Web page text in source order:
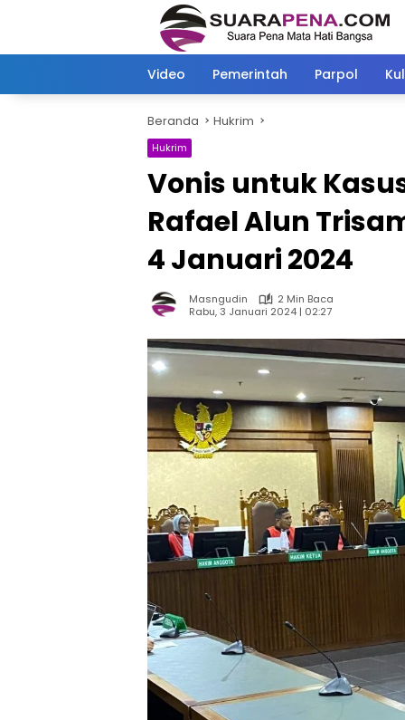
Video Pemerintah Parpol
Beranda Hukrim
Hukrim
Vonis untuk
Rafael Alun
4 Januari 2024
Masngudin
2 Min Baca
Rabu, 3 Januari 2024 | 02:27